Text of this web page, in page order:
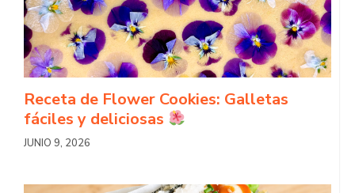
Receta de Flower Cookies: Galletas
fáciles y deliciosas
JUNIO 9, 2026